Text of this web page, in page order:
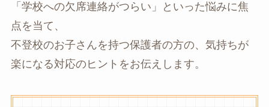
「学校への欠席連絡がつらい」といった悩みに焦
点を当て、
不登校のお子さんを持つ保護者の方の、気持ちが
楽になる対応のヒントをお伝えします。